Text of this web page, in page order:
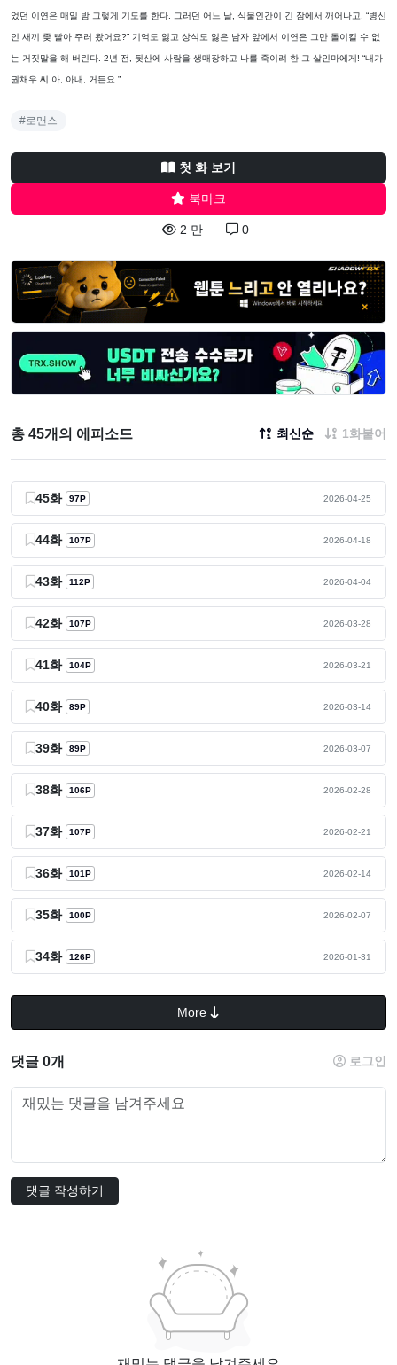
었던 이연은 매일 밤 그렇게 기도를 한다. 그러던 어느 날, 식물인간이 긴 잠에서 깨어나고. “병신
인 새끼 좆 빨아 주러 왔어요?” 기억도 잃고 상식도 잃은 남자 앞에서 이연은 그만 돌이킬 수 없
는 거짓말을 해 버린다. 2년 전, 뒷산에 사람을 생매장하고 나를 죽이려 한 그 살인마에게! “내가
권채우 씨 아, 아내, 거든요.”
#로맨스
첫 화 보기
북마크
2 만 0
총 45개의 에피소드 최신순 1화붙어
45화 97P 2026-04-25
44화 107P 2026-04-18
43화 112P 2026-04-04
42화 107P 2026-03-28
41화 104P 2026-03-21
40화 89P 2026-03-14
39화 89P 2026-03-07
38화 106P 2026-02-28
37화 107P 2026-02-21
36화 101P 2026-02-14
35화 100P 2026-02-07
34화 126P 2026-01-31
More
댓글 0개 로그인
댓글 작성하기